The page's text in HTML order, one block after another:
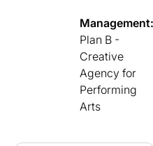
Management:
Plan B -
Creative
Agency for
Performing
Arts